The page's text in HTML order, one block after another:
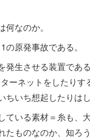
なのか。
原発事故である。
生させる装置であ
ーネットをしたり
いち想起したりはし
ている素材＝糸も、
ものなのか、知ろ